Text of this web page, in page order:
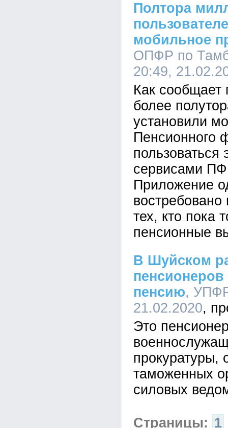
Полтора
мобильное
ОПФР по
20:49,
Как
более
установили
Пенсионного
пользоваться
сервисами
Приложение
тех, кто пока
пенсионные
В Шуйском
пенсию,
21.02.2020
Это
прокуратуры,
таможенных
силовых
Страницы: 1